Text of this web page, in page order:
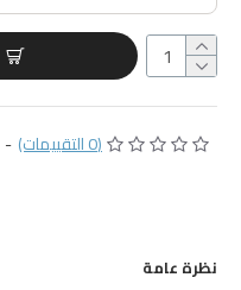
(0 التقييمات) -
نظرة عامة